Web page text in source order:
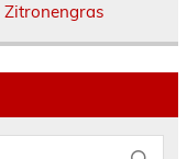
Zitronengras